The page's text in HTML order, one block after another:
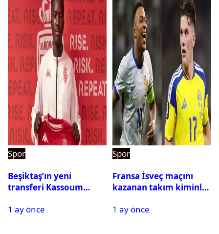
Spor
Beşiktaş’ın yeni
transferi Kassoum
gelecek? Resmi
1 ay önce
Spor
Fransa İsveç maçını
kazanan takım kiminle
turundaki rakip belli
1 ay önce